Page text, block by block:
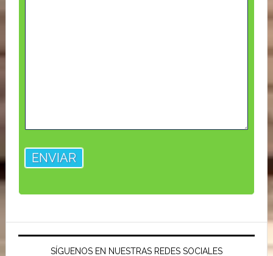
SÍGUENOS EN NUESTRAS REDES SOCIALES